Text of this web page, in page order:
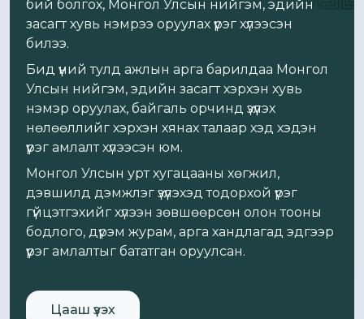
бий болгох, Монгол Улсын нийгэм, эдийн
засагт хувь нэмрээ оруулах үүрэг хүлээсэн
билээ.
Бид үүний тулд ажлын арга барилдаа Монгол
Улсын нийгэм, эдийн засагт хэрхэн хувь
нэмэр оруулах, байгаль орчинд үзүүлэх
нөлөөллийг хэрхэн хянах талаар хэд хэдэн
үүрэг амлалт хүлээсэн юм.
Монгол Улсын урт хугацааны хөгжил,
дэвшилд дэмжлэг үзүүлэхэд тодорхой үүрэг
гүйцэтгэхийг хүлээн зөвшөөрсөн олон тооны
бодлого, дүрэм журам, арга хандлагад эдгээр
үүрэг амлалтыг бататган оруулсан.
Цааш үзэх